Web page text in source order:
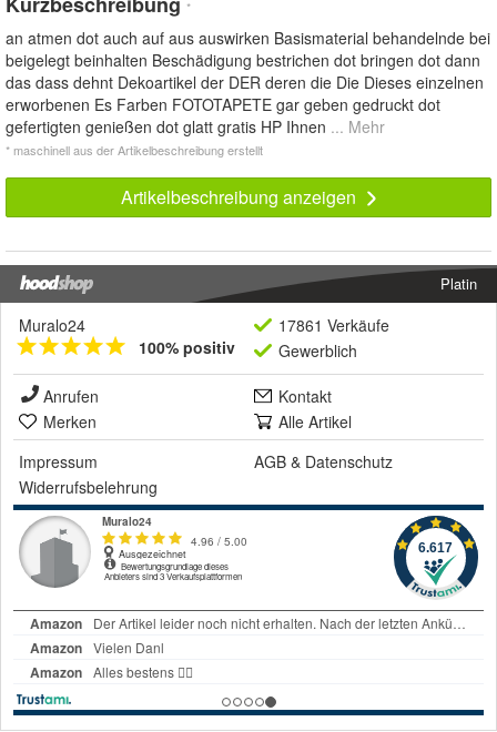
*
an atmen dot auch auf aus auswirken Basismaterial behandelnde bei
beigelegt beinhalten Beschädigung bestrichen dot bringen dot dann
das dass dehnt Dekoartikel der DER deren die Die Dieses einzelnen
erworbenen Es Farben FOTOTAPETE gar geben gedruckt dot
gefertigten genießen dot glatt gratis HP Ihnen ... Mehr
* maschinell aus der Artikelbeschreibung erstellt
Artikelbeschreibung anzeigen
Platin
Muralo24
100% positiv
17861 Verkäufe
Gewerblich
Anrufen
Kontakt
Merken
Alle Artikel
Impressum
AGB & Datenschutz
Widerrufsbelehrung